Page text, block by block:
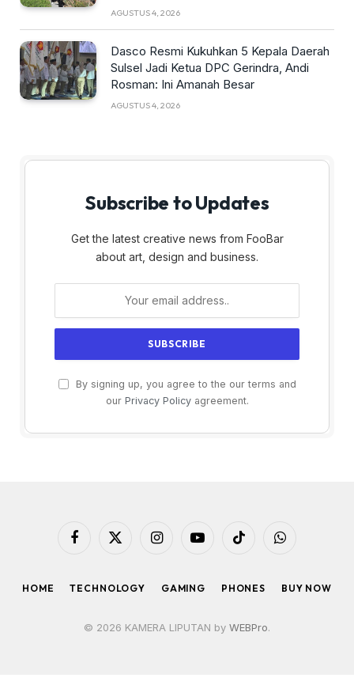
AGUSTUS 4, 2026
Dasco Resmi Kukuhkan 5 Kepala Daerah
Sulsel Jadi Ketua DPC Gerindra, Andi
Rosman: Ini Amanah Besar
AGUSTUS 4, 2026
Subscribe to Updates
Get the latest creative news from FooBar
about art, design and business.
By signing up, you agree to the our terms and
our Privacy Policyagreement.
Facebook
X
InstagramYouTubeTikTok WhatsApp
HOME TECHNOLOGY GAMING PHONES BUY NOW
© 2026 KAMERA LIPUTAN by WEBPro.